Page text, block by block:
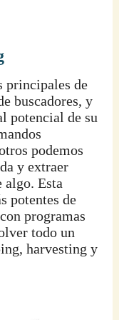
principales de
buscadores, y
potencial de su
podemos
y extraer
algo. Esta
potentes de
programas
todo un
harvesting y